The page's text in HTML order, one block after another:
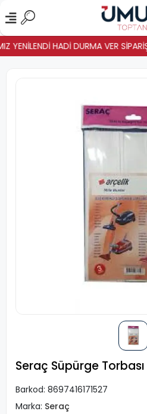
YENİLENDİ HADİ DURMA VER
Seraç Süpürge
Barkod: 8697416171527
Marka: Seraç